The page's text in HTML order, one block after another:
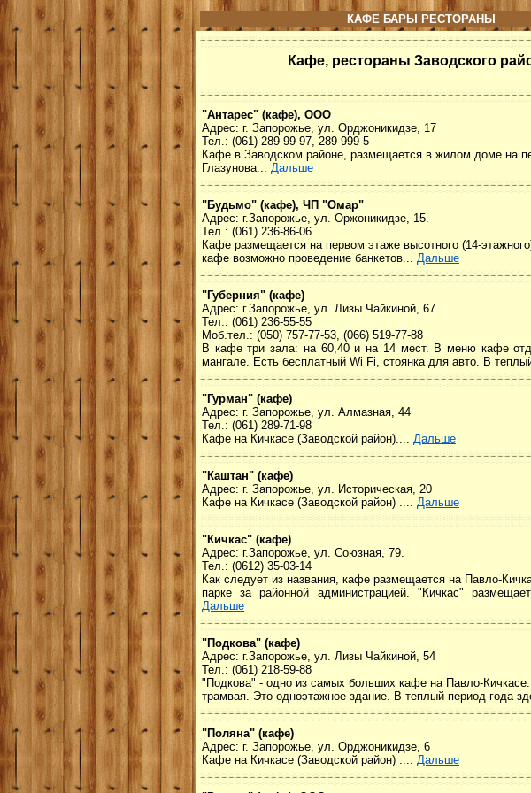
КАФЕ БАРЫ РЕСТОРАНЫ
Кафе, рестораны Заводского
"Антарес" (кафе), ООО
Адрес: г. Запорожье, ул. Орджоникидзе, 17
Тел.: (061) 289-99-97, 289-999-5
Кафе в Заводском районе, размещается в жилом доме на
Глазунова... Дальше
"Будьмо" (кафе), ЧП "Омар"
Адрес: г.Запорожье, ул. Оржоникидзе, 15.
Тел.: (061) 236-86-06
Кафе размещается на первом этаже высотного (14-
кафе возможно проведение банкетов... Дальше
"Губерния" (кафе)
Адрес: г.Запорожье, ул. Лизы Чайкиной, 67
Тел.: (061) 236-55-55
Моб.тел.: (050) 757-77-53, (066) 519-77-88
В кафе три зала: на 60,40 и на 14 мест. В меню кафе
мангале. Есть бесплатный Wi Fi, стоянка для авто. В
"Гурман" (кафе)
Адрес: г. Запорожье, ул. Алмазная, 44
Тел.: (061) 289-71-98
Кафе на Кичкасе (Заводской район).... Дальше
"Каштан" (кафе)
Адрес: г. Запорожье, ул. Историческая, 20
Кафе на Кичкасе (Заводской район) .... Дальше
"Кичкас" (кафе)
Адрес: г.Запорожье, ул. Союзная, 79.
Тел.: (0612) 35-03-14
Как следует из названия, кафе размещается на Павло-
парке за районной администрацией. "Кичкас"
Дальше
"Подкова" (кафе)
Адрес: г.Запорожье, ул. Лизы Чайкиной, 54
Тел.: (061) 218-59-88
"Подкова" - одно из самых больших кафе на Павло-
трамвая. Это одноэтажное здание. В теплый период года
"Поляна" (кафе)
Адрес: г. Запорожье, ул. Орджоникидзе, 6
Кафе на Кичкасе (Заводской район) .... Дальше